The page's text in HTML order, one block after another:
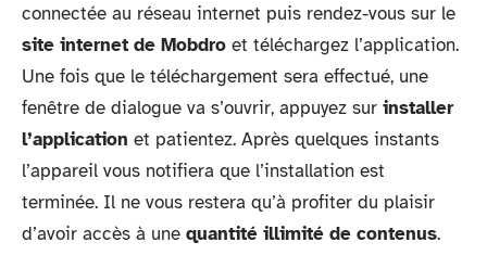
connectée au réseau internet puis rendez-vous sur le
site internet de Mobdro et téléchargez l’application.
Une fois que le téléchargement sera effectué, une
fenêtre de dialogue va s’ouvrir, appuyez sur installer
l’application et patientez. Après quelques instants
l’appareil vous notifiera que l’installation est
terminée. Il ne vous restera qu’à profiter du plaisir
d’avoir accès à une quantité illimité de contenus.